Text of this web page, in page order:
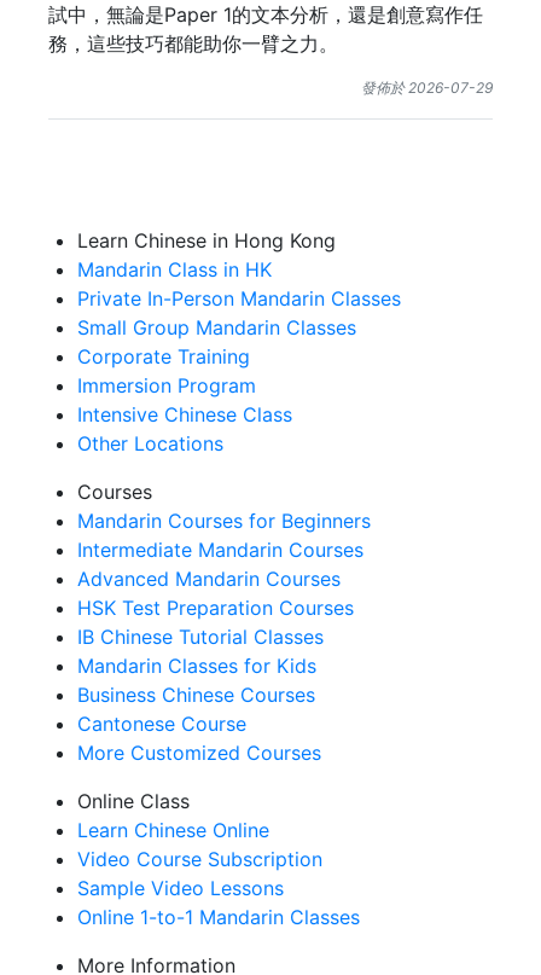
試中，無論是Paper 1的文本分析，還是創意寫作任
務，這些技巧都能助你一臂之力。
發佈於 2026-07-29
Learn Chinese in Hong Kong
Mandarin Class in HK
Private In-Person Mandarin Classes
Small Group Mandarin Classes
Corporate Training
Immersion Program
Intensive Chinese Class
Other Locations
Courses
Mandarin Courses for Beginners
Intermediate Mandarin Courses
Advanced Mandarin Courses
HSK Test Preparation Courses
IB Chinese Tutorial Classes
Mandarin Classes for Kids
Business Chinese Courses
Cantonese Course
More Customized Courses
Online Class
Learn Chinese Online
Video Course Subscription
Sample Video Lessons
Online 1-to-1 Mandarin Classes
More Information